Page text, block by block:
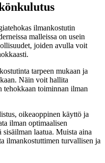
ilmankostutin
malleissa on usein
joiden avulla voit
tarpeen mukaan ja
Näin voit hallita
tehokkaan toiminnan ilman
oikeaoppinen käyttö ja
ilman optimaalisen
sisäilman laatua. Muista aina
ilmankostuttimen turvallisen ja